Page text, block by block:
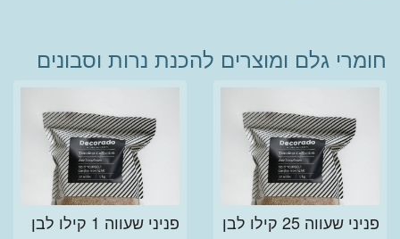
חומרי גלם ומוצרים להכנת נרות וסבונים
פניני שעווה 25 קילו לבן פניני שעווה 1 קילו לבן